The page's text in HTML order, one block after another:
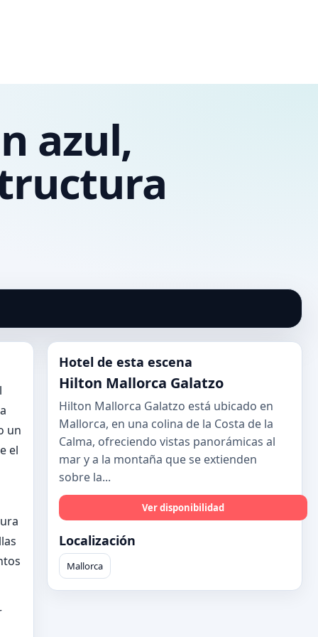
azul,
un
el
Hotel de esta escena
Hilton Mallorca Galatzo
Hilton Mallorca Galatzo está ubicado en
Mallorca, en una colina de la Costa de la
Calma, ofreciendo vistas panorámicas al
mar y a la montaña que se extienden
sobre la...
Ver disponibilidad
Localización
Mallorca